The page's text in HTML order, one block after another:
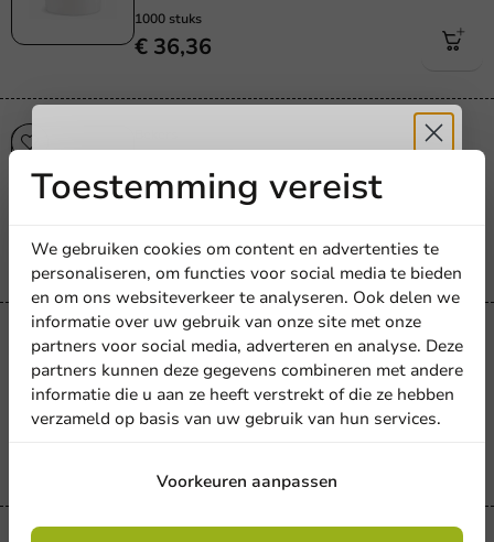
1000 stuks
€ 36,36
IJsbeker Wit 360ml/12oz - 1.000 st/ds.
360cc / 12oz
€ 41,06
Bekers
IJsbeker Kraft 130ml/4oz - 1.000 st/ds.
130cc / 4oz
1000 stuks
Toestemming vereist
We gebruiken cookies om content en advertenties te
personaliseren, om functies voor social media te bieden
en om ons websiteverkeer te analyseren. Ook delen we
informatie over uw gebruik van onze site met onze
partners voor social media, adverteren en analyse. Deze
partners kunnen deze gegevens combineren met andere
informatie die u aan ze heeft verstrekt of die ze hebben
verzameld op basis van uw gebruik van hun services.
Voorkeuren aanpassen
Ontvang5%
korting
Meld je aan voor onze
nieuwsbrief!
Aanmelden
Door je in te schrijven, ga je akkoord met de